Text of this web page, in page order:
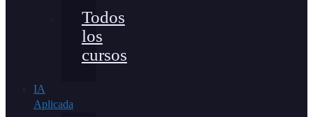
Todos
los
cursos
IA
Aplicada